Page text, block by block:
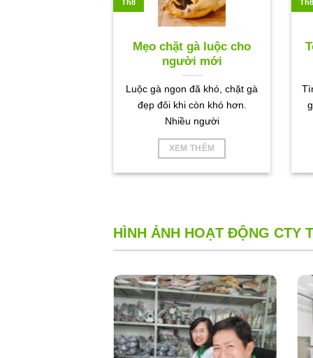
Mẹo chặt gà luộc cho
người mới
Luộc gà ngon đã khó, chặt gà
đẹp đôi khi còn khó hơn.
Nhiều người
XEM THÊM
Th8 Th8
HÌNH ẢNH HOẠT ĐỘNG CTY